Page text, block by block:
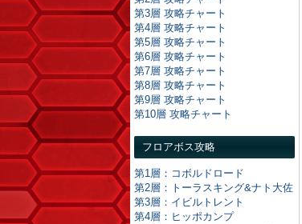
第3層 攻略チャート
第4層 攻略チャート
第5層 攻略チャート
第6層 攻略チャート
第7層 攻略チャート
第8層 攻略チャート
第9層 攻略チャート
第10層 攻略チャート
フロアボス攻略
第1層：コボルドロード
第2層：トーラスキング&ナト大佐
第3層：イビルトレント
第4層：ヒッポカンプ